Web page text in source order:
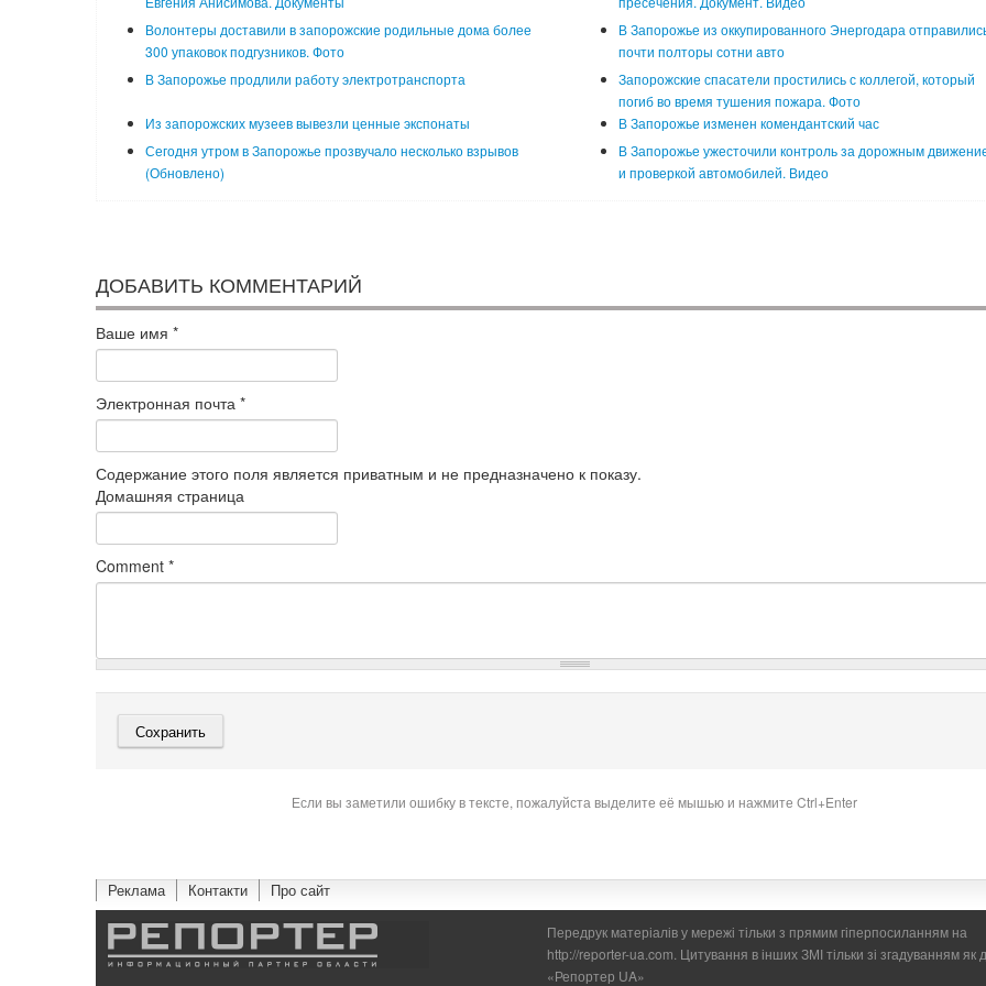
Волонтеры доставили в запорожские родильные дома более
300 упаковок подгузников. Фото
В Запорожье из оккупированного Энергодара
почти полторы сотни авто
В Запорожье продлили работу электротранспорта
Запорожские спасатели простились с коллегой, который
погиб во время тушения пожара. Фото
Из запорожских музеев вывезли ценные экспонаты
В Запорожье изменен комендантский час
Сегодня утром в Запорожье прозвучало несколько взрывов
(Обновлено)
В Запорожье ужесточили контроль за дорожным
и проверкой автомобилей. Видео
ДОБАВИТЬ КОММЕНТАРИЙ
Ваше имя *
Электронная почта *
Содержание этого поля является приватным и не предназначено к показу.
Домашняя страница
Comment *
Если вы заметили ошибку в тексте, пожалуйста выделите её мышью и нажмите Ctrl+Enter
Реклама Контакти Про сайт
Передрук матеріалів у мережі тільки з прямим гіперпосиланням на
http://reporter-ua.com. Цитування в інших ЗМІ тільки зі згадуванням як
«Репортер UA»